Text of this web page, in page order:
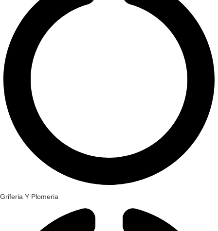
Griferia Y Plomeria